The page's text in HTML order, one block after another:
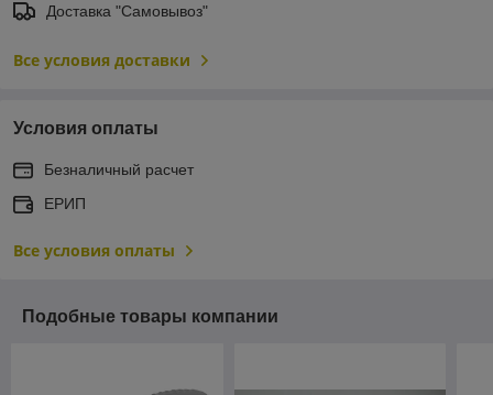
Доставка "Самовывоз"
Все условия доставки
Условия оплаты
Безналичный расчет
ЕРИП
Все условия оплаты
Подобные товары компании